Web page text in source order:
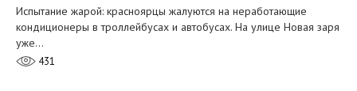
Испытание жарой: красноярцы жалуются на неработающие
кондиционеры в троллейбусах и автобусах. На улице Новая заря
уже…
431